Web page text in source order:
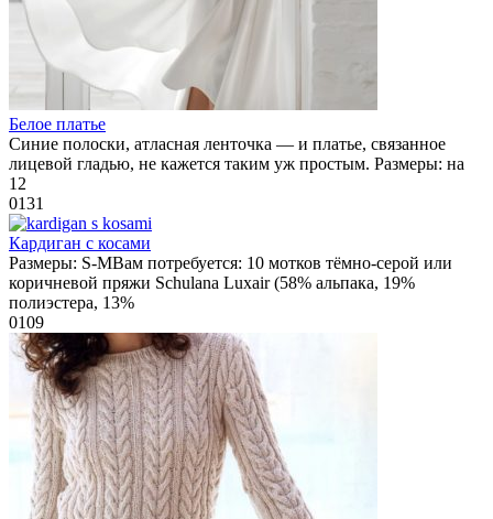
Белое платье
Синие полоски, атласная ленточка — и платье, связанное
лицевой гладью, не кажется таким уж простым. Размеры: на
12
0131
Кардиган с косами
Размеры: S-MВам потребуется: 10 мотков тёмно-серой или
коричневой пряжи Schulana Luxair (58% альпака, 19%
полиэстера, 13%
0109